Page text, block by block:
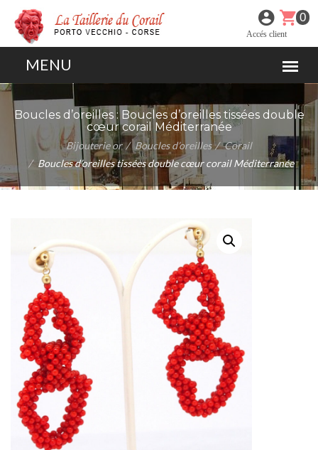
0
Accés client
Boucles d’oreilles : Boucles d’oreilles tissées double
cœur corail Méditerranée
Bijouterie or Boucles d’oreilles
Corail
Boucles d’oreilles tissées double cœur corail Méditerranée